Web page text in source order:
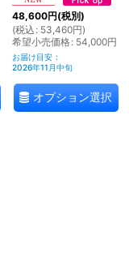
48,600円(税別)
(税込 : 53,460円)
希望小売価格: 54,000円
お届け目安 :
2026年11月中旬
オプション選択